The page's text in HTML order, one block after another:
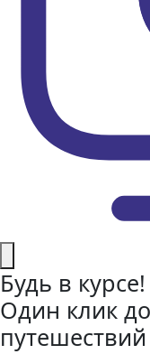
Будь в курсе!
Один клик
путешествий